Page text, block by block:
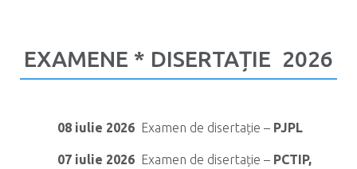
EXAMENE * DISERTAȚIE 2026
08 iulie 2026 Examen de disertație –PJPL
07 iulie 2026 Examen de disertație – PCTIP,